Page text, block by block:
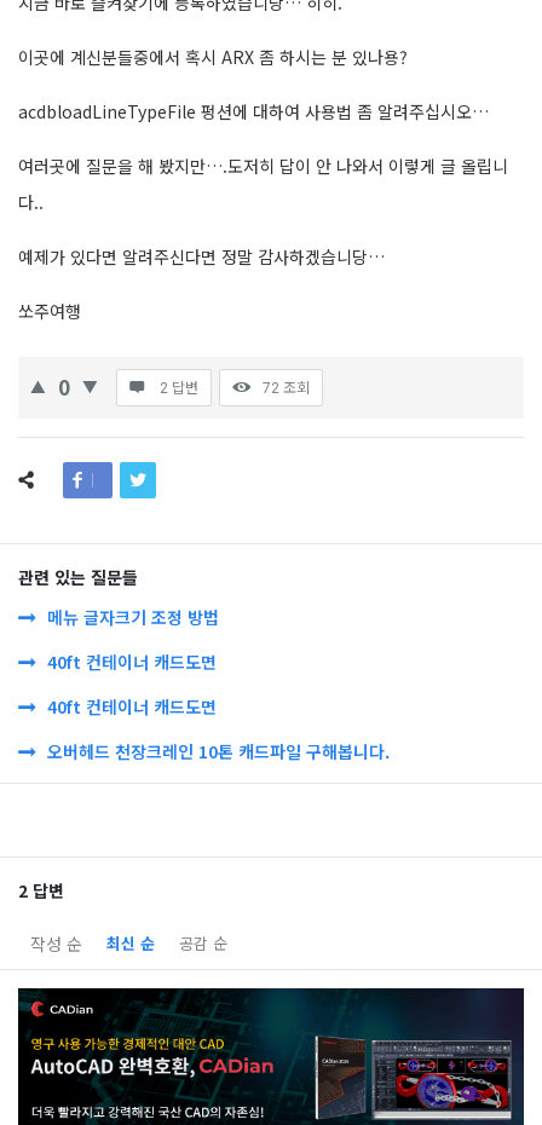
이곳에 계신분들중에서 혹시 ARX 좀 하시는 분 있나용?
acdbloadLineTypeFile 펑션에 대하여 사용법 좀 알려주십시오…
여러곳에 질문을 해 봤지만….도저히 답이 안 나와서 이렇게 글 올립니
다..
예제가 있다면 알려주신다면 정말 감사하겠습니당…
쏘주여행
0 2 답변 72 조회
관련 있는 질문들
메뉴 글자크기 조정 방법
40ft 컨테이너 캐드도면
40ft 컨테이너 캐드도면
오버헤드 천장크레인 10톤 캐드파일 구해봅니다.
2 답변
작성 순 최신 순 공감 순